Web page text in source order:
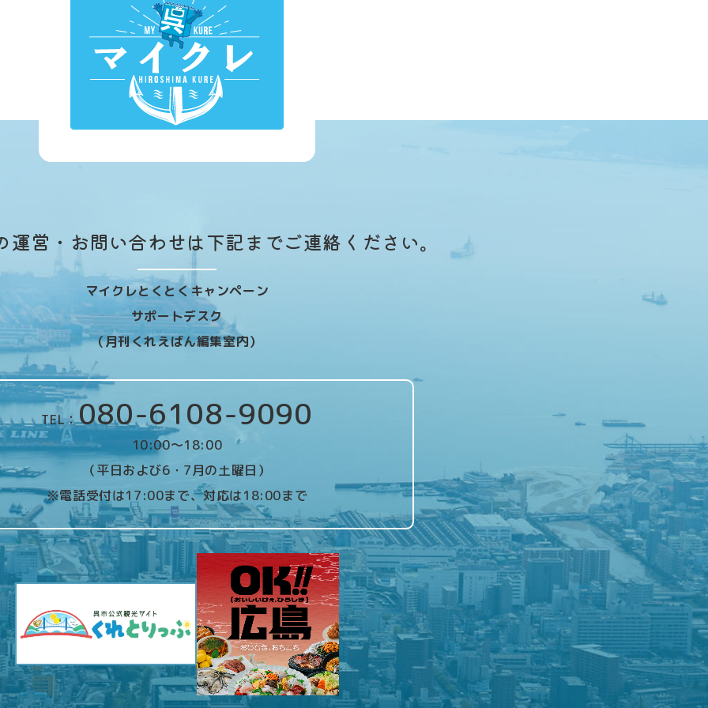
運営・お問い合わせは下記までご連絡ください。
マイクレとくとくキャンペーン
サポートデスク
（月刊くれえばん編集室内）
TEL：080-6108-9090
10:00～18:00
（平日および6・7月の土曜日）
※電話受付は17:00まで、対応は18:00まで